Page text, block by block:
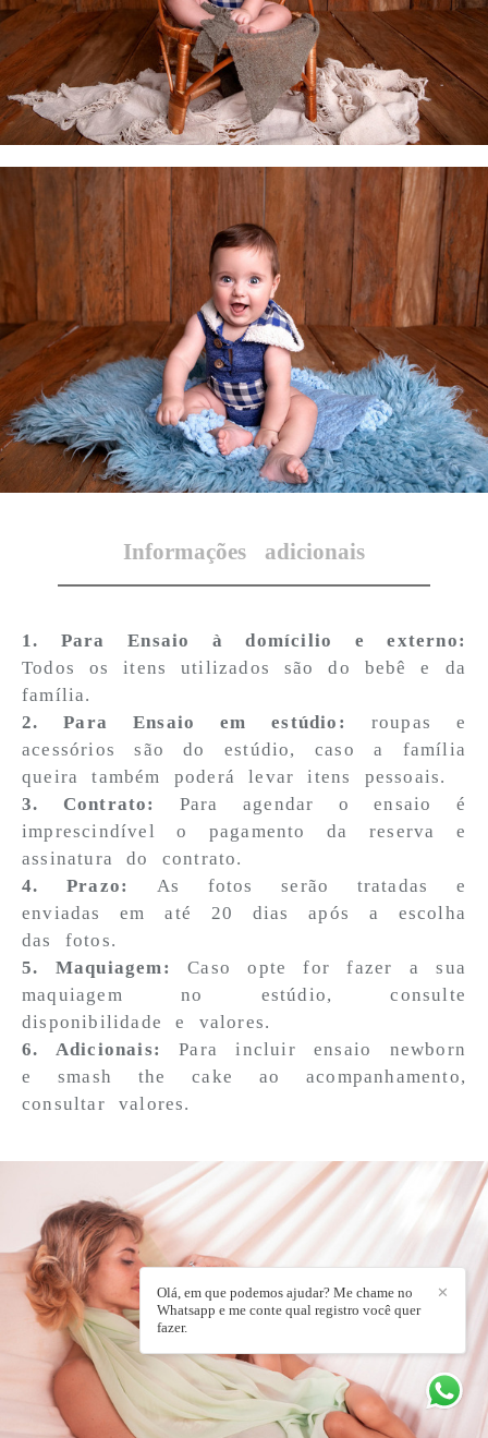
Informações adicionais
1. Para Ensaio à domícilio e externo:
Todos os itens utilizados são do bebê e da
família.
2. Para Ensaio em estúdio: roupas e
acessórios são do estúdio, caso a família
queira também poderá levar itens pessoais.
3. Contrato: Para agendar o ensaio é
imprescindível o pagamento da reserva e
assinatura do contrato.
4. Prazo: As fotos serão tratadas e
enviadas em até 20 dias após a escolha
das fotos.
5. Maquiagem:Caso opte for fazer a sua
maquiagem no estúdio, consulte
disponibilidade e valores.
6. Adicionais:
Para incluir ensaio newborn
e smash the cake ao acompanhamento,
consultar valores.
✕
Olá, em que podemos ajudar? Me chame no
Whatsapp e me conte qual registro você quer
fazer.